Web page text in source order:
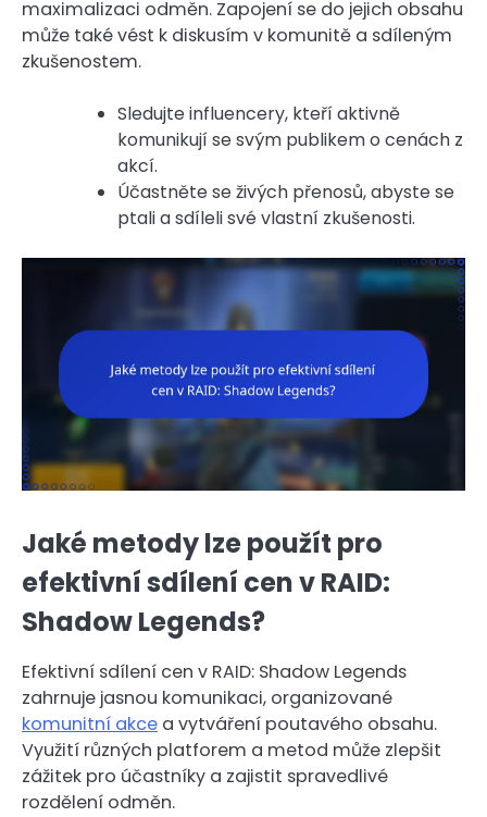
maximalizaci odměn. Zapojení se do jejich obsahu
může také vést k diskusím v komunitě a sdíleným
zkušenostem.
Sledujte influencery, kteří aktivně
komunikují se svým publikem o cenách z
akcí.
Účastněte se živých přenosů, abyste se
ptali a sdíleli své vlastní zkušenosti.
Jaké metody lze použít pro
efektivní sdílení cen v RAID:
Shadow Legends?
Efektivní sdílení cen v RAID: Shadow Legends
zahrnuje jasnou komunikaci, organizované
komunitní akce a vytváření poutavého obsahu.
Využití různých platforem a metod může zlepšit
zážitek pro účastníky a zajistit spravedlivé
rozdělení odměn.